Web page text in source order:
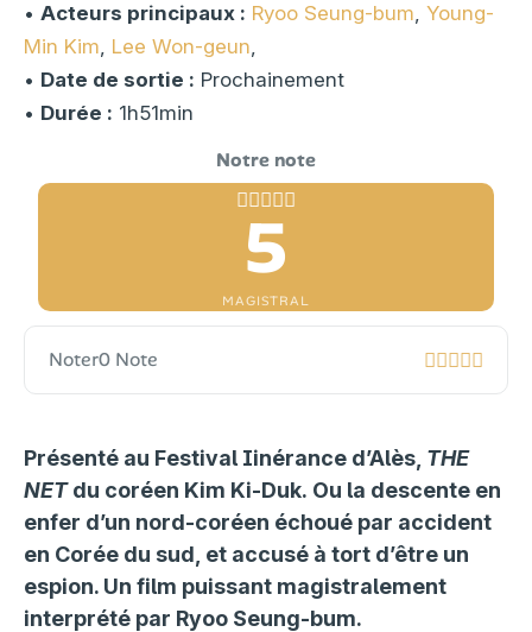
Présenté au Festival Iinérance d’Alès, THE
NET du coréen Kim Ki-Duk. Ou la descente en
enfer d’un nord-coréen échoué par accident
en Corée du sud, et accusé à tort d’être un
espion. Un film puissant magistralement
interprété par Ryoo Seung-bum.
Noter0 Note
• Acteurs principaux : Ryoo Seung-bum, Young-
Min Kim, Lee Won-geun,
• Date de sortie : Prochainement
• Durée : 1h51min
5
MAGISTRAL